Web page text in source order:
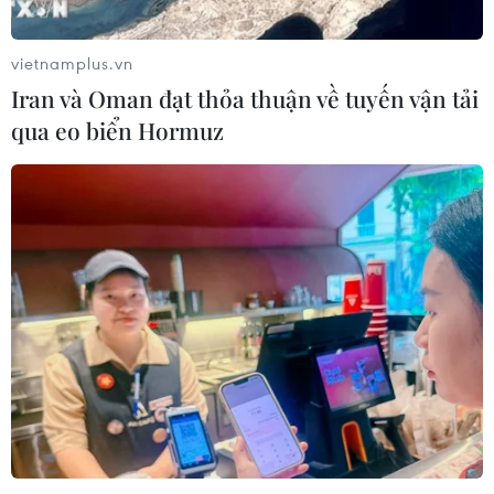
hóa Đối tác Chiến lược Toàn diện
Tăng cường
05/08/2026 13:30
Hơn 100 người thiệt mạng trong mùa
mưa khốc liệt ở Ấn Độ
Trung Quốc phóng thành công hai
vệ tinh siêu phổ Đông Phương Huệ
Nhãn
05/08/2026 07:16
Trung Quốc: Cảnh sát Hong Kong,
vietnamplus.vn
Iran và Oman đạt thỏa thuận về tuyến vận tải
qua eo biển Hormuz